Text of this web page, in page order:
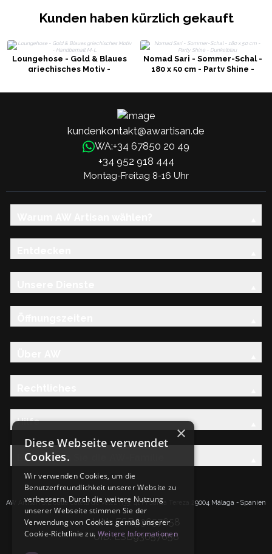
Kunden haben kürzlich gekauft
Loungehose - Gold & Blaues
griechisches Motiv -
Nomad Sari - Sommer-Schal -
180 x 50 cm - Party Shine -
kundenkontakt@awartisan.de
WA:+34 67850 20 49
+34 952 918 444
Montag-Freitag 8-16 Uhr
Hilfe
Entdecken Sie die AW-Familie
AW Artisan S.L.Calle Caleta de Velez n39, 41 PI Santa Tereza 29004 Málaga - Spanien
IdNr: ESB93657658
UID: ESB93657658
×
Diese Webseite verwendet
Cookies.
Wir verwenden Cookies, um die
Benutzerfreundlichkeit unserer Website zu
verbessern. Durch die weitere Nutzung
unserer Webseite stimmen Sie der
Verwendung von Cookies gemäß unserer
Cookie-Richtlinie zu. Weitere Informationen